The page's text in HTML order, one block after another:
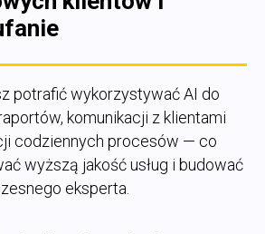
potrafić wykorzystywać AI do
komunikacji z klientami
codziennych procesów — co
wyższą jakość usług i budować
eksperta.